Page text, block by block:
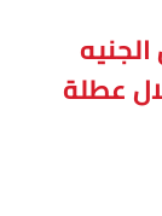
30 مايو 2026 خلال عطلة